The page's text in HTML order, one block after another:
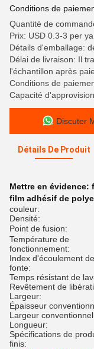
Conditions de
Quantité de
Prix: USD 0.3-3 per
Détails d'emballage:
Délai de livraison: Il
l'échantillon après
Conditions de
Capacité
Discuter
Détails De Produit
Mettre en évidence:
film adhésif de
couleur:
Densité:
Point de fusion:
Température de
fonctionnement:
Index d'écoulement de
fonte:
Temps résistant de
Revêtement de
Largeur:
Épaisseur
Largeur
Longueur:
Spécifications de
finis: